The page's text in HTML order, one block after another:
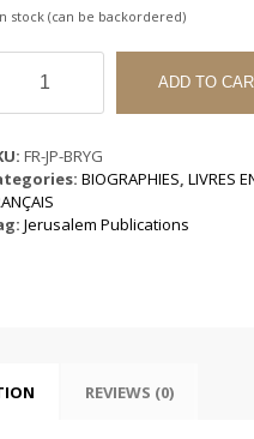
stock (can be backordered)
ADD TO
FR-JP-BRYG
BIOGRAPHIES, LIVRES
Jerusalem Publications
REVIEWS (0)